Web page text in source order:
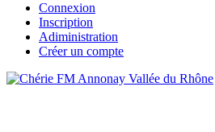
Connexion
Inscription
Adiministration
Créer un compte